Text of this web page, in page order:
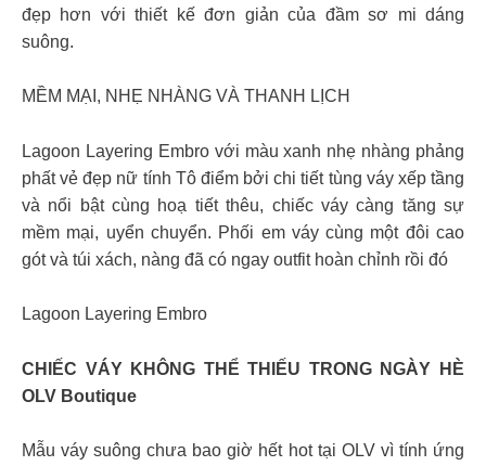
đẹp hơn với thiết kế đơn giản của đầm sơ mi dáng
suông.
MỀM MẠI, NHẸ NHÀNG VÀ THANH LỊCH
Lagoon Layering Embro với màu xanh nhẹ nhàng phảng
phất vẻ đẹp nữ tính Tô điểm bởi chi tiết tùng váy xếp tầng
và nổi bật cùng hoạ tiết thêu, chiếc váy càng tăng sự
mềm mại, uyển chuyển. Phối em váy cùng một đôi cao
gót và túi xách, nàng đã có ngay outfit hoàn chỉnh rồi đó
Lagoon Layering Embro
CHIẾC VÁY KHÔNG THỂ THIẾU TRONG NGÀY HÈ
OLV Boutique
Mẫu váy suông chưa bao giờ hết hot tại OLV vì tính ứng